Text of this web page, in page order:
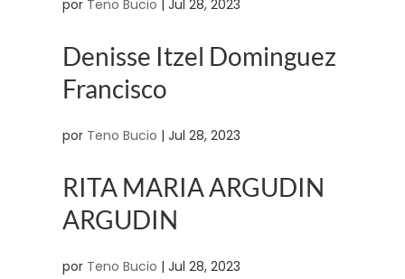
por Teno Bucio | Jul 28, 2023
Denisse Itzel Dominguez
Francisco
por Teno Bucio | Jul 28, 2023
RITA MARIA ARGUDIN
ARGUDIN
por Teno Bucio | Jul 28, 2023